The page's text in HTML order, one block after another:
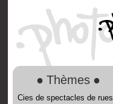
● Thèmes ●
Cies de spectacles de rues